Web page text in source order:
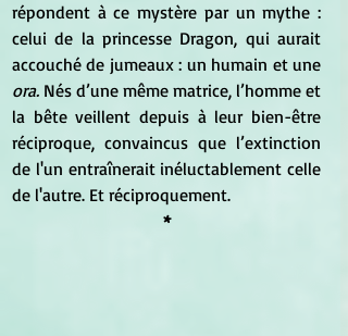
répondent à ce mystère par un mythe :
celui de la princesse Dragon, qui aurait
ora. Nés d’une même matrice, l’homme et
la bête veillent depuis à leur bien-être
réciproque, convaincus que l’extinction
de l'un entraînerait inéluctablement celle
de l'autre. Et réciproquement.
*